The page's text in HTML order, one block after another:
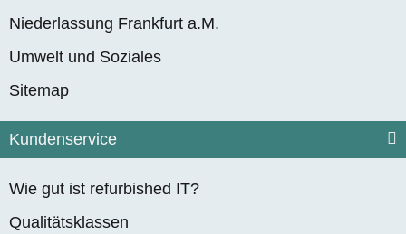
Niederlassung Frankfurt a.M.
Umwelt und Soziales
Sitemap
Kundenservice
Wie gut ist refurbished IT?
Qualitätsklassen